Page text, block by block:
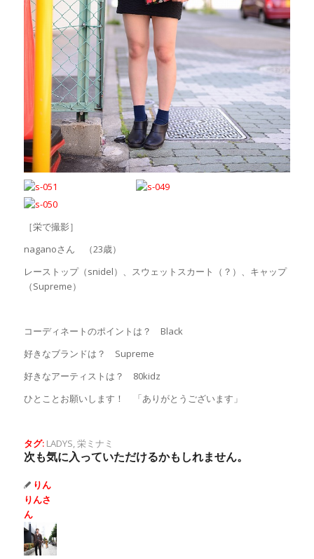
［栄で撮影］
naganoさん （23歳）
レーストップ（snidel）、スウェットスカート（？）、キャップ
（Supreme）
コーディネートのポイントは？ Black
好きなブランドは？ Supreme
好きなアーティストは？ 80kidz
ひとことお願いします！ 「ありがとうございます」
タグ: LADYS,栄ミナミ
次も気に入っていただけるかもしれません。
りん
りんさ
ん